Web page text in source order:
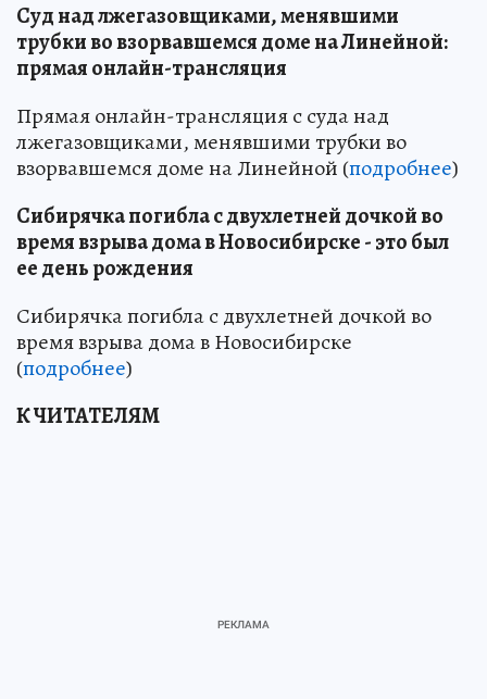
Суд над лжегазовщиками, менявшими
трубки во взорвавшемся доме на Линейной:
прямая онлайн-трансляция
Прямая онлайн-трансляция с суда над
лжегазовщиками, менявшими трубки во
взорвавшемся доме на Линейной (подробнее)
Сибирячка погибла с двухлетней дочкой во
время взрыва дома в Новосибирске - это был
ее день рождения
Сибирячка погибла с двухлетней дочкой во
время взрыва дома в Новосибирске
(подробнее)
К ЧИТАТЕЛЯМ